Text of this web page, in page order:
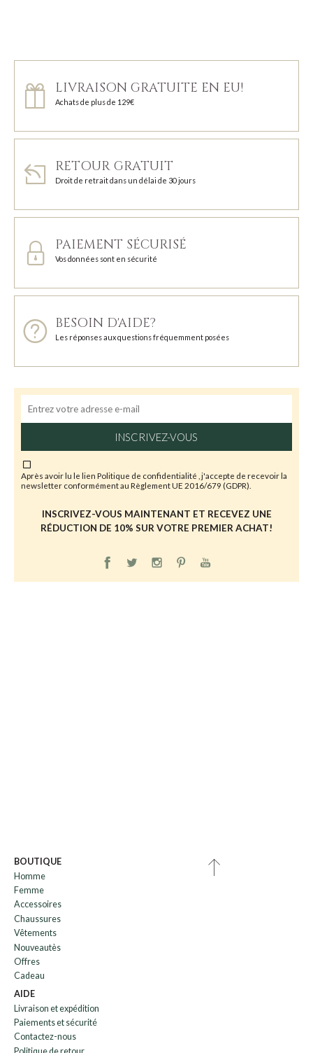
LIVRAISON GRATUITE EN EU!
Achats de plus de 129€
RETOUR GRATUIT
Droit de retrait dans un délai de 30 jours
PAIEMENT SÉCURISÉ
Vos données sont en sécurité
BESOIN D'AIDE?
Les réponses aux questions fréquemment posées
INSCRIVEZ-VOUS
Après avoir lu le lien Politique de confidentialité , j'accepte de recevoir la
newsletter conformément au Règlement UE 2016/679 (GDPR).
INSCRIVEZ-VOUS MAINTENANT ET RECEVEZ UNE
RÉDUCTION DE 10% SUR VOTRE PREMIER ACHAT!
BOUTIQUE
Homme
Femme
Accessoires
Chaussures
Vêtements
Nouveautès
Offres
Cadeau
AIDE
Livraison et expédition
Paiements et sécurité
Contactez-nous